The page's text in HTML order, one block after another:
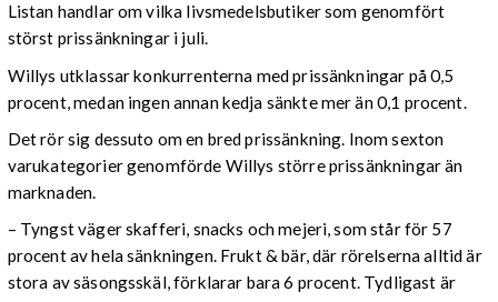
Listan handlar om vilka livsmedelsbutiker som genomfört
störst prissänkningar i juli.
Willys utklassar konkurrenterna med prissänkningar på 0,5
procent, medan ingen annan kedja sänkte mer än 0,1 procent.
Det rör sig dessuto om en bred prissänkning. Inom sexton
varukategorier genomförde Willys större prissänkningar än
marknaden.
– Tyngst väger skafferi, snacks och mejeri, som står för 57
procent av hela sänkningen. Frukt & bär, där rörelserna alltid är
stora av säsongsskäl, förklarar bara 6 procent. Tydligast är